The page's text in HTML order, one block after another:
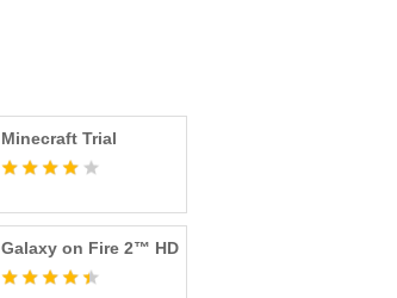
Minecraft Trial
Galaxy on Fire 2™ HD